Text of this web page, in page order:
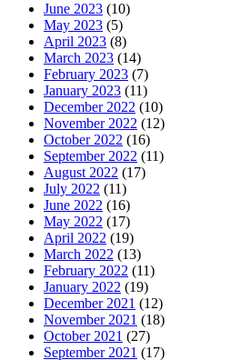
June 2023 (10)
May 2023 (5)
April 2023 (8)
March 2023 (14)
February 2023 (7)
January 2023 (11)
December 2022 (10)
November 2022 (12)
October 2022 (16)
September 2022 (11)
August 2022 (17)
July 2022 (11)
June 2022 (16)
May 2022 (17)
April 2022 (19)
March 2022 (13)
February 2022 (11)
January 2022 (19)
December 2021 (12)
November 2021 (18)
October 2021 (27)
September 2021 (17)